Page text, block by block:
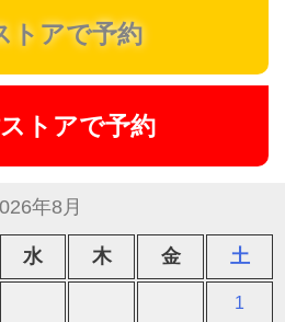
トアで予約
トアで予約
年8月
水 木 金 土
1